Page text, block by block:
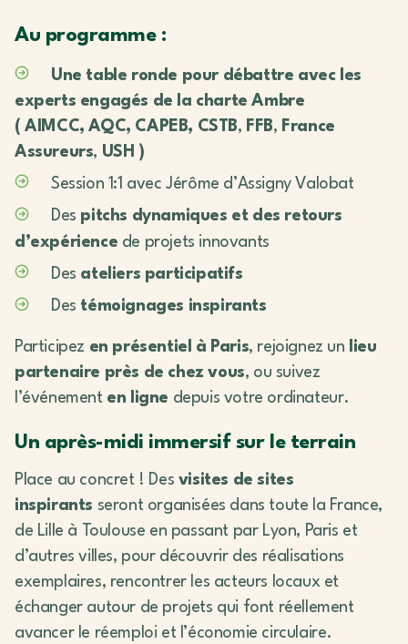
Au programme :
Une table ronde pour débattre avec les
experts engagés de la charte Ambre
( AIMCC,AQC, CAPEB, CSTB, FFB, France
Assureurs, USH )
Session 1:1 avec Jérôme d’Assigny Valobat
Des pitchs dynamiques et des retours
d’expérience de projets innovants
Des ateliers participatifs
Des témoignages inspirants
Participez en présentiel à Paris, rejoignez un
lieu
partenaire près de chez vous, ou suivez
l’événement en ligne depuis votre ordinateur.
Un après-midi immersif sur le terrain
Place au concret ! Des visites de sites
inspirants seront organisées dans toute la France,
de Lille à Toulouse en passant par Lyon, Paris et
d’autres villes, pour découvrir des réalisations
exemplaires, rencontrer les acteurs locaux et
échanger autour de projets qui font réellement
avancer le réemploi et l’économie circulaire.